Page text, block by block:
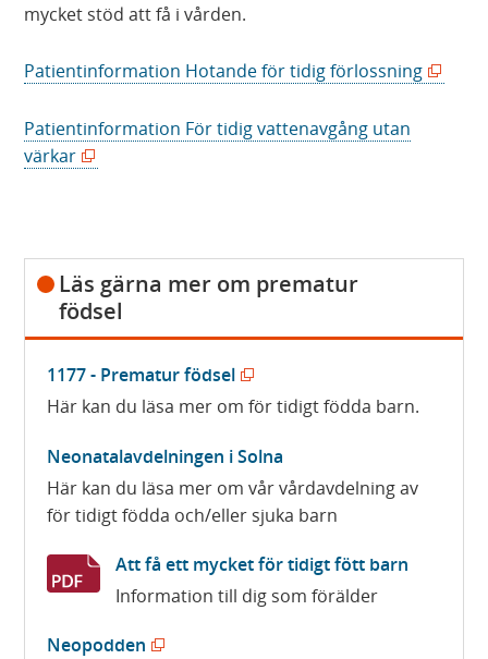
mycket stöd att få i vården.
Patientinformation Hotande för tidig förlossning(
i
t
Patientinformation För tidig vattenavgång utan
värkar(
n
a
s
i
n
y
t
f
ö
t
r
Läs gärna mer om prematur
födsel
1177 - Prematur födsel(
ö
p
n
a
s
i
Här kan du läsa mer om för tidigt födda barn.
Neonatalavdelningen i Solna
Här kan du läsa mer om vår vårdavdelning av
för tidigt födda och/eller sjuka barn
Att få ett mycket för tidigt fött barn
Information till dig som förälder
Neopodden(